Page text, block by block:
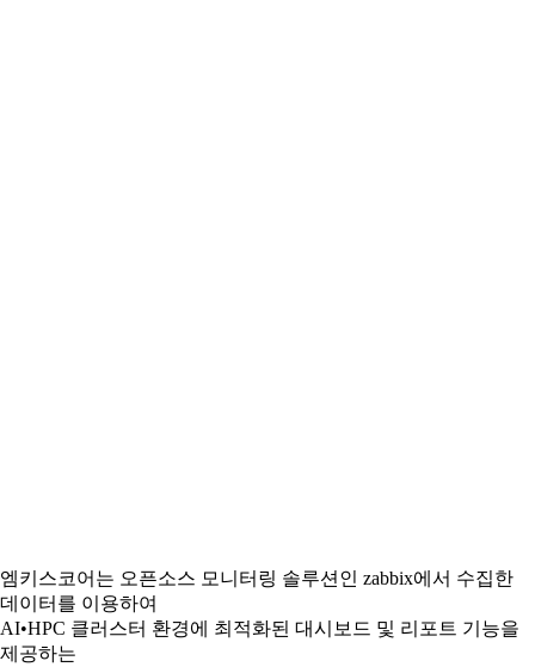
엠키스코어는 오픈소스 모니터링 솔루션인 zabbix에서 수집한
데이터를 이용하여
AI•HPC 클러스터 환경에 최적화된 대시보드 및 리포트 기능을
제공하는